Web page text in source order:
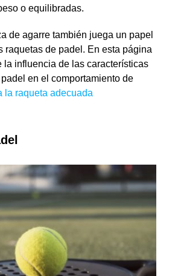
o equilibradas.
de agarre también juega un papel
raquetas de padel. En esta página
la influencia de las características
en el comportamiento de
la raqueta adecuada